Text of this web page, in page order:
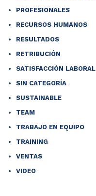
PROFESIONALES
RECURSOS HUMANOS
RESULTADOS
RETRIBUCIÓN
SATISFACCIÓN LABORAL
SIN CATEGORÍA
SUSTAINABLE
TEAM
TRABAJO EN EQUIPO
TRAINING
VENTAS
VIDEO